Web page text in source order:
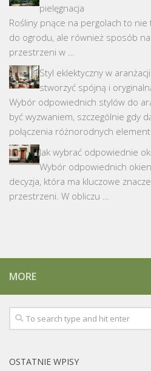
pielęgnacja
Rośliny pnące na pergolach to
do ogrodu, ale również sposób
przestrzeni w …
Styl eklektyczny w
stworzyć spójną i
Wybór odpowiednich stylów do
być wyzwaniem, szczególnie gdy
połączenia różnorodnych
Jak wybrać odpowiednie
Wybór odpowiednich
decyzja, która ma kluczowe
przestrzeni. W obliczu …
MORE
OSTATNIE WPISY